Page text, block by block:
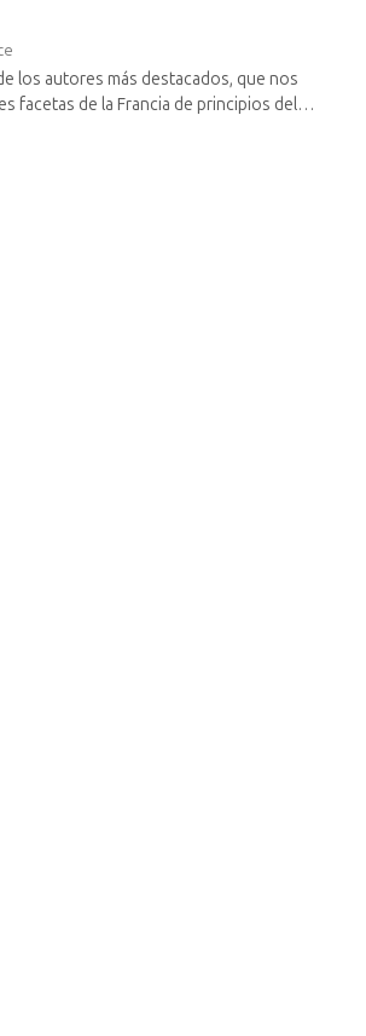
los autores más destacados, que nos
facetas de la Francia de principios del